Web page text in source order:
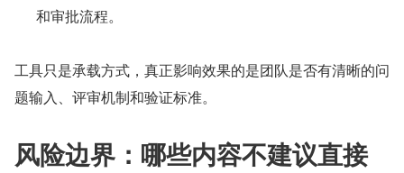
和审批流程。
工具只是承载方式，真正影响效果的是团队是否有清晰的问
题输入、评审机制和验证标准。
风险边界：哪些内容不建议直接